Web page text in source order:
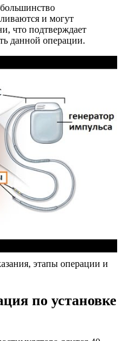
и могут
что подтверждает
данной операции.
этапы операции и
по установке